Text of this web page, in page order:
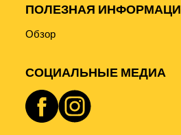
ПОЛЕЗНАЯ
Обзор
СОЦИАЛЬНЫЕ МЕДИА